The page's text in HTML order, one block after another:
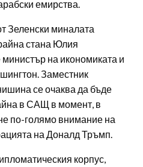
емирства.
Зеленски миналата
стана Юлия
на икономиката и
Заместник
се очаква да бъде
в САЩ в момент, в
по-голямо внимание на
на Доналд Тръмп.
корпус,